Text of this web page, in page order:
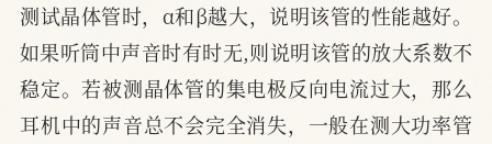
测试晶体管时，α和β越大，说明该管的性能越好。
如果听筒中声音时有时无,则说明该管的放大系数不
稳定。若被测晶体管的集电极反向电流过大，那么
耳机中的声音总不会完全消失，一般在测大功率管